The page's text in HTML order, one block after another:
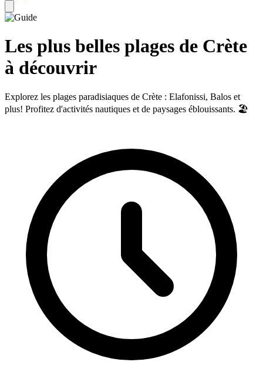
Les plus belles plages de Crète
à découvrir
Explorez les plages paradisiaques de Crète : Elafonissi, Balos et
plus! Profitez d'activités nautiques et de paysages éblouissants. 🏖️